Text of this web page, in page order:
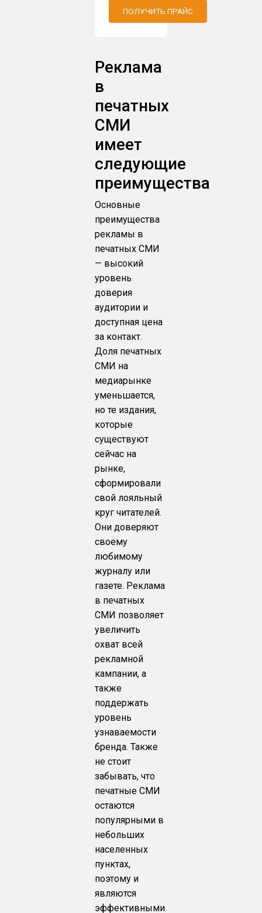
ПОЛУЧИТЬ ПРАЙС
Реклама
в
печатных
СМИ
имеет
следующие
преимущества
Основные
преимущества
рекламы в
печатных СМИ
— высокий
уровень
доверия
аудитории и
доступная цена
за контакт.
Доля печатных
СМИ на
медиарынке
уменьшается,
но те издания,
которые
существуют
сейчас на
рынке,
сформировали
свой лояльный
круг читателей.
Они доверяют
своему
любимому
журналу или
газете. Реклама
в печатных
СМИ позволяет
увеличить
охват всей
рекламной
кампании, а
также
поддержать
уровень
узнаваемости
бренда. Также
не стоит
забывать, что
печатные СМИ
остаются
популярными в
небольших
населенных
пунктах,
поэтому и
являются
эффективными